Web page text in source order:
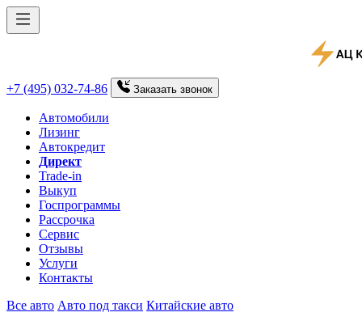
+7 (495) 032-74-86 Заказать звонок
Автомобили
Лизинг
Автокредит
Директ
Trade-in
Выкуп
Госпрограммы
Рассрочка
Сервис
Отзывы
Услуги
Контакты
Все авто Авто под такси Китайские авто